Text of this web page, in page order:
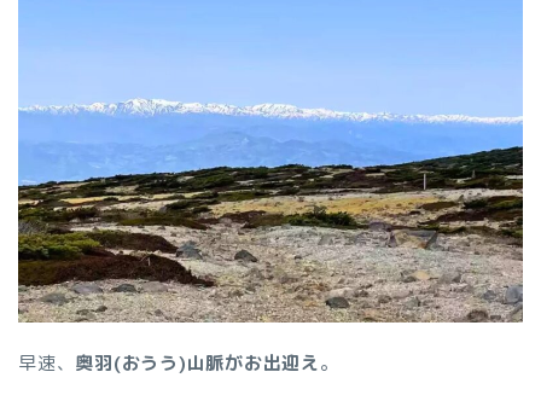
早速、 奥羽(おうう)山脈がお出迎え。